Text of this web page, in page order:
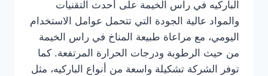
الباركيه في راس الخيمة على أحدث التقنيات
والمواد عالية الجودة التي تتحمل عوامل الاستخدام
اليومي، مع مراعاة طبيعة المناخ في راس الخيمة
من حيث الرطوبة ودرجات الحرارة المرتفعة. كما
توفر الشركة تشكيلة واسعة من أنواع الباركيه، مثل